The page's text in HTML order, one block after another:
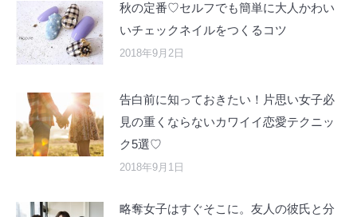
秋の定番♡セルフでも簡単に大人かわい
いチェックネイルをつくるコツ
2018年9月2日
告白前に知っておきたい！片思い女子必
見の重くならないカワイイ恋愛テクニッ
ク5選♡
2018年9月1日
略奪女子はすぐそこに。友人の彼氏と分